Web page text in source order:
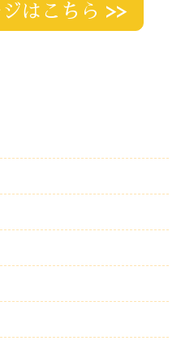
はこちら >>